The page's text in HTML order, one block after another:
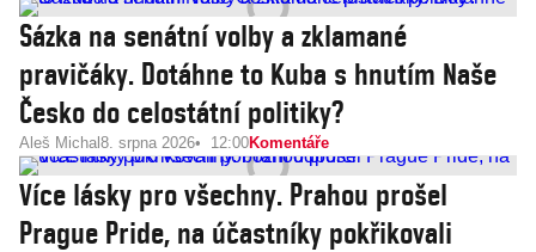
Sázka na senátní volby a zklamané
pravičáky. Dotáhne to Kuba s hnutím Naše
Česko do celostátní politiky?
Aleš Michal 8. srpna 2026 12:00Komentáře
Více lásky pro všechny. Prahou prošel
Prague Pride, na účastníky pokřikovali